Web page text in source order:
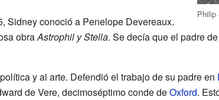
Philip
Sidney conoció a Penelope Devereaux.
obraAstrophil y Stella. Se decía que el padre
y al arte. Defendió el trabajo de su padre en
de Vere, decimoséptimo conde deOxford.